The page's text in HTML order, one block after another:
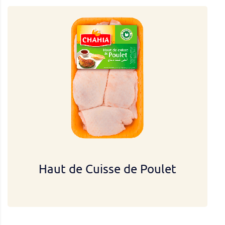
Haut de Cuisse de Poulet